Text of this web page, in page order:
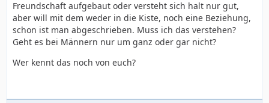
Freundschaft aufgebaut oder versteht sich halt nur gut,
aber will mit dem weder in die Kiste, noch eine Beziehung,
schon ist man abgeschrieben. Muss ich das verstehen?
Geht es bei Männern nur um ganz oder gar nicht?
Wer kennt das noch von euch?